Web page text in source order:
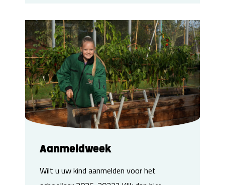
Aanmeldweek
Wilt u uw kind aanmelden voor het